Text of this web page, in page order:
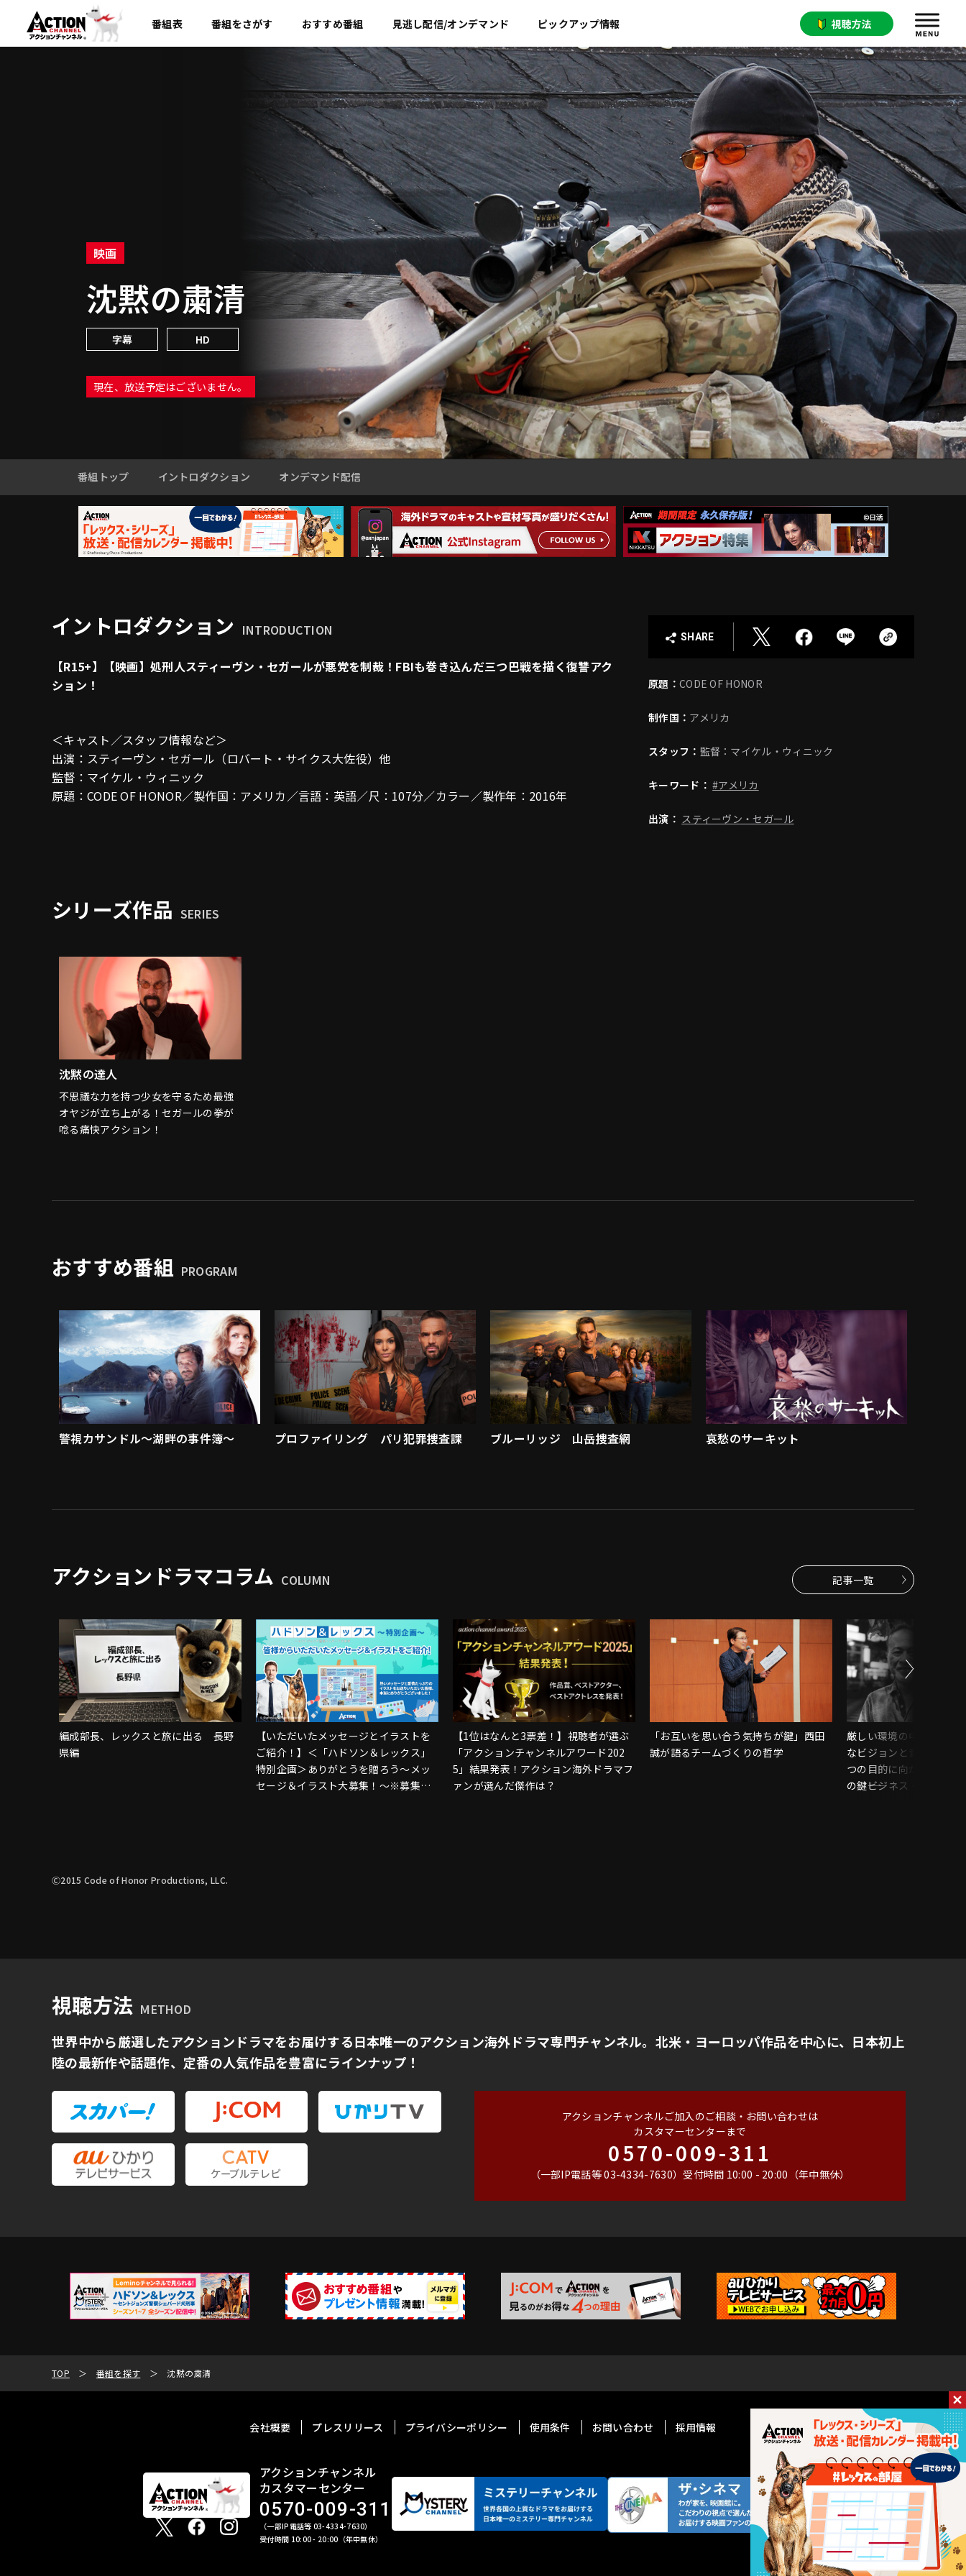
番組表 番組をさがす おすすめ番組 見逃し配信/オンデマンド ピックアップ情報
映画
沈黙の粛清
字幕 HD
現在、放送予定はございません。
番組トップ イントロダクション オンデマンド配信
イントロダクション INTRODUCTION
【R15+】【映画】処刑人スティーヴン・セガールが悪党を制裁！FBIも巻き込んだ三つ巴戦を描く復讐アク
ション！
＜キャスト／スタッフ情報など＞
出演：スティーヴン・セガール（ロバート・サイクス大佐役）他
監督：マイケル・ウィニック
原題：CODE OF HONOR／製作国：アメリカ／言語：英語／尺：107分／カラー／製作年：2016年
SHARE
原題： CODE OF HONOR
制作国： アメリカ
スタッフ： 監督：マイケル・ウィニック
キーワード： #アメリカ
出演： スティーヴン・セガール
シリーズ作品 SERIES
沈黙の達人
不思議な力を持つ少女を守るため最強
オヤジが立ち上がる！セガールの拳が
唸る痛快アクション！
おすすめ番組 PROGRAM
警視カサンドル～湖畔の事件簿～ プロファイリング パリ犯罪捜査課 ブルーリッジ 山岳捜査網 哀愁のサーキット
アクションドラマコラム COLUMN
編成部長、レックスと旅に出る 長野
県編
【いただいたメッセージとイラストを
ご紹介！】＜「ハドソン＆レックス」
特別企画＞ありがとうを贈ろう～メッ
セージ＆イラスト大募集！～※募集は
【1位はなんと3票差！】視聴者が選ぶ
「アクションチャンネルアワード202
5」結果発表！アクション海外ドラマフ
ァンが選んだ傑作は？
「お互いを思い合う気持ちが鍵」西田
誠が語るチームづくりの哲学
厳しい環境の中でも、リ
なビジョンと責任を示し
つの目的に向かわせるこ
の鍵――ビジネス・ディベ
記事一覧
Ⓒ2015 Code of Honor Productions, LLC.
視聴方法 METHOD
世界中から厳選したアクションドラマをお届けする日本唯一のアクション海外ドラマ専門チャンネル。北米・ヨーロッパ作品を中心に、日本初上
陸の最新作や話題作、定番の人気作品を豊富にラインナップ！
アクションチャンネルご加入のご相談・お問い合わせは
カスタマーセンターまで
0570-009-311
（一部IP電話等 03-4334-7630） 受付時間 10:00 - 20:00（年中無休）
TOP 番組を探す 沈黙の粛清
会社概要 プレスリリース プライバシーポリシー 使用条件 お問い合わせ 採用情報
アクションチャンネル
カスタマーセンター
0570-009-311
（一部IP電話等 03-4334-7630）
受付時間 10:00 - 20:00（年中無休）